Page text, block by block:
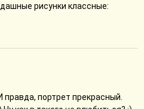
рисунки классные:
портрет прекрасный.